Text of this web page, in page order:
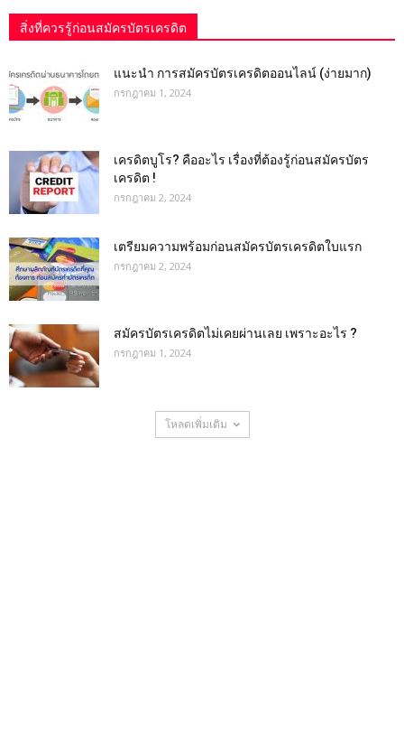
สิ่งที่ควรรู้ก่อนสมัครบัตรเครดิต
แนะนำ การสมัครบัตรเครดิตออนไลน์ (ง่ายมาก)
กรกฎาคม 1, 2024
เครดิตบูโร? คืออะไร เรื่องที่ต้องรู้ก่อนสมัครบัตร
เครดิต !
กรกฎาคม 2, 2024
เตรียมความพร้อมก่อนสมัครบัตรเครดิตใบแรก
กรกฎาคม 2, 2024
สมัครบัตรเครดิตไม่เคยผ่านเลย เพราะอะไร ?
กรกฎาคม 1, 2024
โหลดเพิ่มเติม